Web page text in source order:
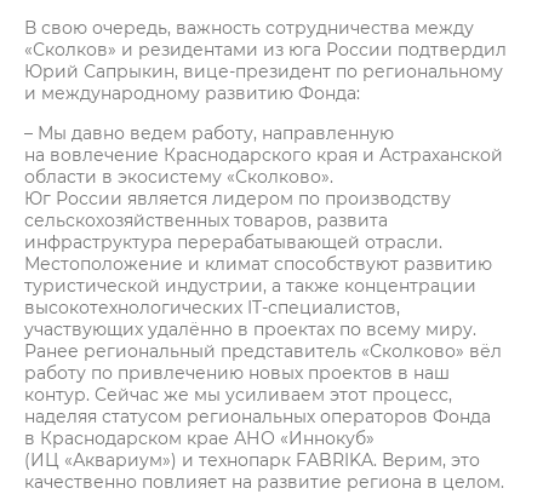
В свою очередь, важность сотрудничества между
«Сколков» и резидентами из юга России подтвердил
Юрий Сапрыкин, вице-президент по региональному
и международному развитию Фонда:
– Мы давно ведем работу, направленную
на вовлечение Краснодарского края и Астраханской
области в экосистему «Сколково».
Юг России является лидером по производству
сельскохозяйственных товаров, развита
инфраструктура перерабатывающей отрасли.
Местоположение и климат способствуют развитию
туристической индустрии, а также концентрации
высокотехнологических IT-специалистов,
участвующих удалённо в проектах по всему миру.
Ранее региональный представитель «Сколково» вёл
работу по привлечению новых проектов в наш
контур. Сейчас же мы усиливаем этот процесс,
наделяя статусом региональных операторов Фонда
в Краснодарском крае АНО «Иннокуб»
(ИЦ «Аквариум») и технопарк FABRIKA. Верим, это
качественно повлияет на развитие региона в целом.